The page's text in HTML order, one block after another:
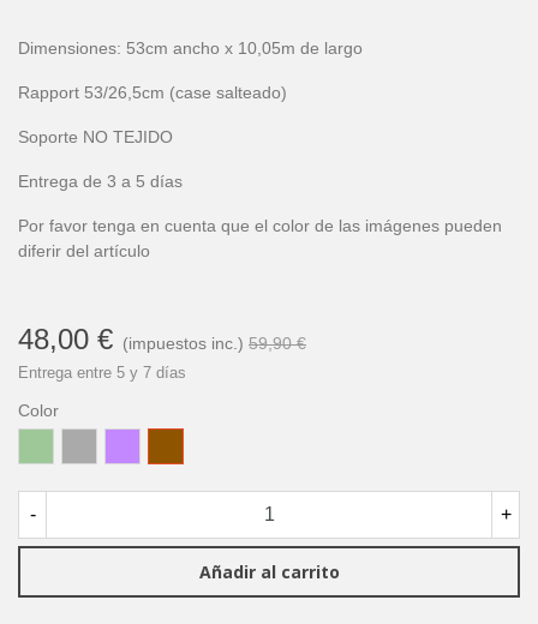
Dimensiones: 53cm ancho x 10,05m de largo
Rapport 53/26,5cm (case salteado)
Soporte NO TEJIDO
Entrega de 3 a 5 días
Por favor tenga en cuenta que el color de las imágenes pueden
diferir del artículo
48,00 € (impuestos inc.) 59,90 €
Entrega entre 5 y 7 días
Color
Laurel
- +
Añadir al carrito